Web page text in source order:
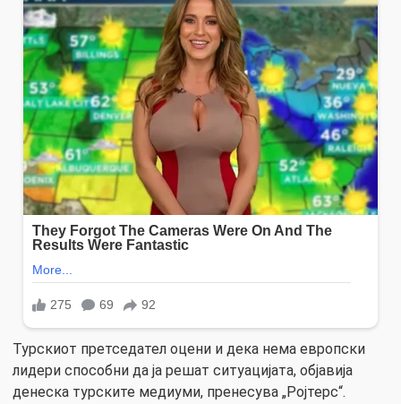
Турскиот претседател оцени и дека нема европски
лидери способни да ја решат ситуацијата, објавија
денеска турските медиуми, пренесува „Ројтерс“.